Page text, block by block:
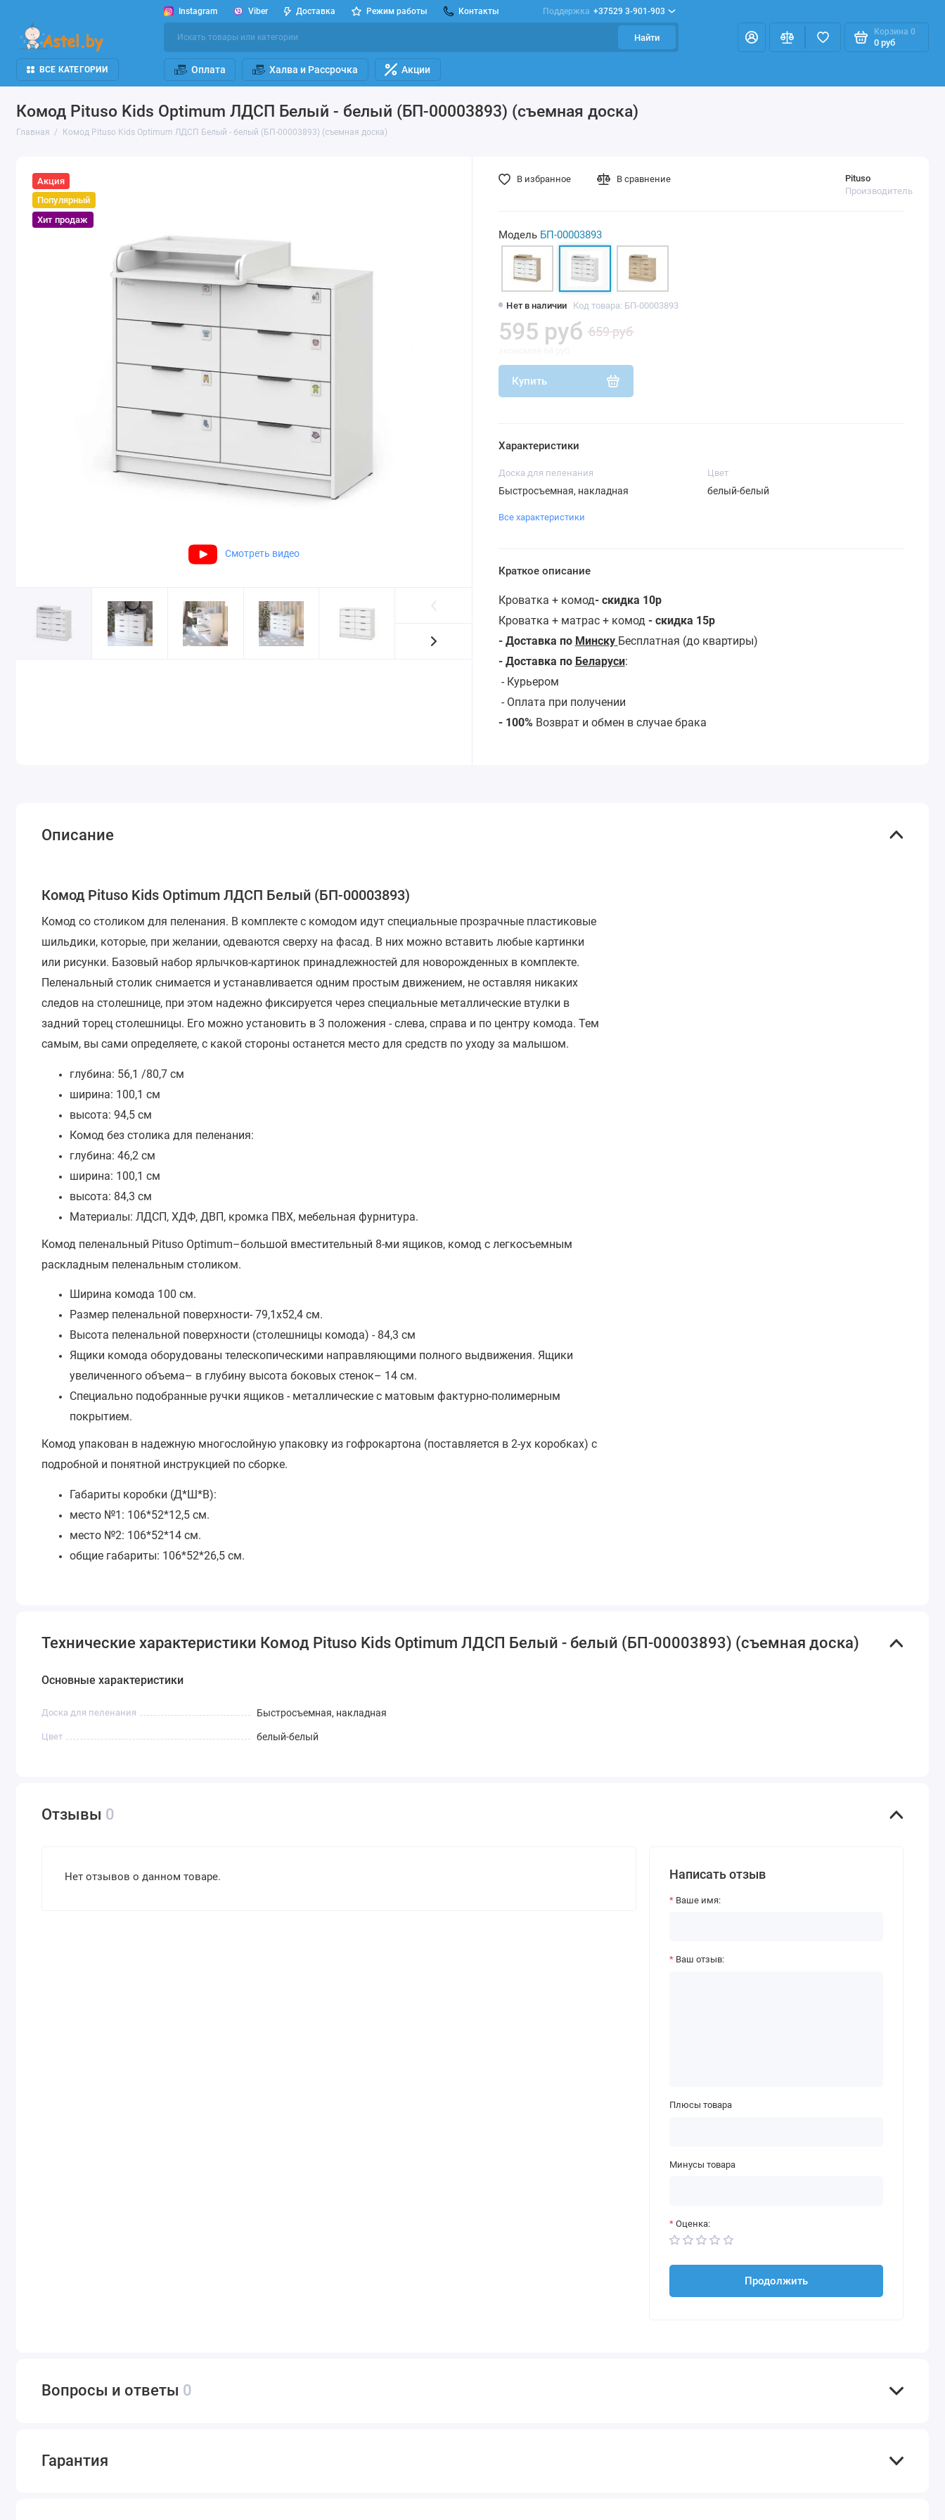
Instagram Viber Доставка Режим работы Контакты Поддержка +37529 3-901-903
Найти
Корзина 0
0 руб
ВСЕ КАТЕГОРИИ Оплата Халва и Рассрочка Акции
Комод Pituso Kids Optimum ЛДСП Белый - белый (БП-00003893) (съемная доска)
Главная Комод Pituso Kids Optimum ЛДСП Белый - белый (БП-00003893) (съемная доска)
Акция
Популярный
Хит продаж
Смотреть видео
Нет в наличии Код товара: БП-00003893
Pituso
Производитель
595 руб 659 руб
Купить
В избранное В сравнение
Модель БП-00003893
Характеристики
Доска для пеленания
Быстросъемная, накладная
Цвет
белый-белый
Все характеристики
Краткое описание
Кроватка + комод- скидка 10р
Кроватка + матрас + комод - скидка 15р
- Доставка по Минску Бесплатная (до квартиры)
- Доставка по Беларуси:
- Курьером
- Оплата при получении
- 100% Возврат и обмен в случае брака
Описание
Комод Pituso Kids Optimum ЛДСП Белый (БП-00003893)
Комод со столиком для пеленания. В комплекте с комодом идут специальные прозрачные пластиковые
шильдики, которые, при желании, одеваются сверху на фасад. В них можно вставить любые картинки
или рисунки. Базовый набор ярлычков-картинок принадлежностей для новорожденных в комплекте.
Пеленальный столик снимается и устанавливается одним простым движением, не оставляя никаких
следов на столешнице, при этом надежно фиксируется через специальные металлические втулки в
задний торец столешницы. Его можно установить в 3 положения - слева, справа и по центру комода. Тем
самым, вы сами определяете, с какой стороны останется место для средств по уходу за малышом.
глубина: 56,1 /80,7 см
ширина: 100,1 см
высота: 94,5 см
Комод без столика для пеленания:
глубина: 46,2 см
ширина: 100,1 см
высота: 84,3 см
Материалы: ЛДСП, ХДФ, ДВП, кромка ПВХ, мебельная фурнитура.
Комод пеленальный Pituso Optimum–большой вместительный 8-ми ящиков, комод с легкосъемным
раскладным пеленальным столиком.
Ширина комода 100 см.
Размер пеленальной поверхности- 79,1х52,4 см.
Высота пеленальной поверхности (столешницы комода) - 84,3 см
Ящики комода оборудованы телескопическими направляющими полного выдвижения. Ящики
увеличенного объема– в глубину высота боковых стенок– 14 см.
Специально подобранные ручки ящиков - металлические с матовым фактурно-полимерным
покрытием.
Комод упакован в надежную многослойную упаковку из гофрокартона (поставляется в 2-ух коробках) с
подробной и понятной инструкцией по сборке.
Габариты коробки (Д*Ш*В):
место №1: 106*52*12,5 см.
место №2: 106*52*14 см.
общие габариты: 106*52*26,5 см.
Технические характеристики Комод Pituso Kids Optimum ЛДСП Белый - белый (БП-00003893) (съемная доска)
Основные характеристики
Доска для пеленания Быстросъемная, накладная
Цвет белый-белый
Отзывы 0
Нет отзывов о данном товаре. Написать отзыв
Ваше имя:
Ваш отзыв:
Плюсы товара
Минусы товара
Оценка:
Продолжить
Вопросы и ответы 0
Гарантия